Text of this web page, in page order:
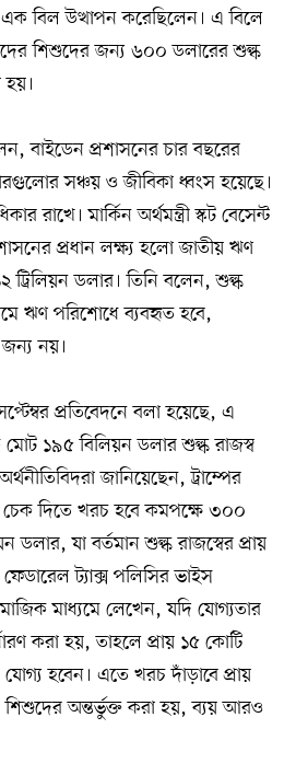
বিল উত্থাপন করেছিলেন। এ বিলে
শিশুদের জন্য ৬০০ ডলারের শুল্ক
হয়।
বাইডেন প্রশাসনের চার বছরের
সঞ্চয় ও জীবিকা ধ্বংস হয়েছে।
রাখে। মার্কিন অর্থমন্ত্রী স্কট বেসেন্ট
প্রধান লক্ষ্য হলো জাতীয় ঋণ
ট্রিলিয়ন ডলার। তিনি বলেন, শুল্ক
ঋণ পরিশোধে ব্যবহৃত হবে,
নয়।
প্রতিবেদনে বলা হয়েছে, এ
মোট ১৯৫ বিলিয়ন ডলার শুল্ক রাজস্ব
জানিয়েছেন, ট্রাম্পের
চেক দিতে খরচ হবে কমপক্ষে ৩০০
যা বর্তমান শুল্ক রাজস্বের প্রায়
ফেডারেল ট্যাক্স পলিসির ভাইস
মাধ্যমে লেখেন, যদি যোগ্যতার
করা হয়, তাহলে প্রায় ১৫ কোটি
হবেন। এতে খরচ দাঁড়াবে প্রায়
অন্তর্ভুক্ত করা হয়, ব্যয় আরও